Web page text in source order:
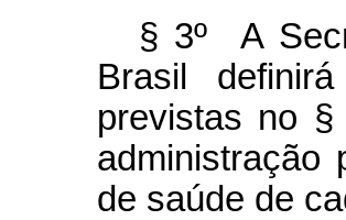
§ 3º A
Brasil
previstas no
administração
de saúde de